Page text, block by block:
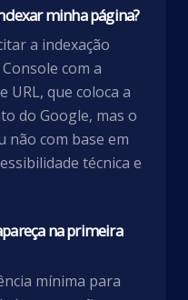
minha página?
a indexação
com a
URL, que coloca a
do Google, mas o
não com base em
técnica e
na primeira
mínima para